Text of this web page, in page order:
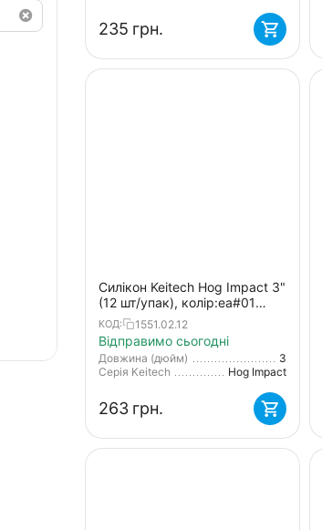
‍235‍ грн.
Силікон Keitech Hog Impact 3"
(12 шт/упак), колір:ea#01
orange pepper
КОД: 1551.02.12
Відправимо сьогодні
Довжина (дюйм)
3
Серія Keitech
Hog Impact
‍263‍ грн.